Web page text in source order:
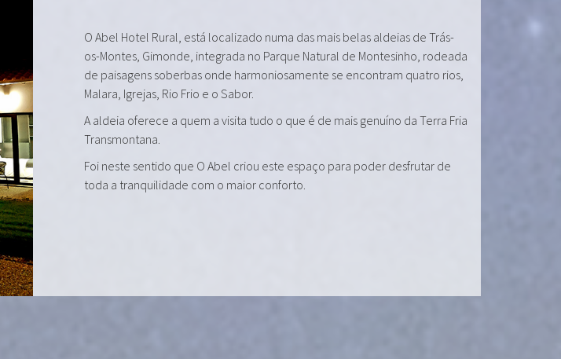
O Abel Hotel Rural, está localizado numa das mais belas aldeias de Trás-
os-Montes, Gimonde, integrada no Parque Natural de Montesinho, rodeada
de paisagens soberbas onde harmoniosamente se encontram quatro rios,
Malara, Igrejas, Rio Frio e o Sabor.
A aldeia oferece a quem a visita tudo o que é de mais genuíno da Terra Fria
Transmontana.
Foi neste sentido que O Abel criou este espaço para poder desfrutar de
toda a tranquilidade com o maior conforto.